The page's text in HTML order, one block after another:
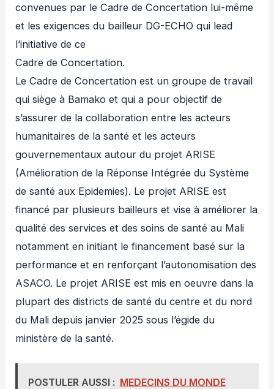
convenues par le Cadre de Concertation lui-même
et les exigences du bailleur DG-ECHO qui lead
l’initiative de ce
Cadre de Concertation.
Le Cadre de Concertation est un groupe de travail
qui siège à Bamako et qui a pour objectif de
s’assurer de la collaboration entre les acteurs
humanitaires de la santé et les acteurs
gouvernementaux autour du projet ARISE
(Amélioration de la Réponse Intégrée du Système
de santé aux Epidemies). Le projet ARISE est
financé par plusieurs bailleurs et vise à améliorer la
qualité des services et des soins de santé au Mali
notamment en initiant le financement basé sur la
performance et en renforçant l’autonomisation des
ASACO. Le projet ARISE est mis en oeuvre dans la
plupart des districts de santé du centre et du nord
du Mali depuis janvier 2025 sous l’égide du
ministère de la santé.
POSTULER AUSSI : MEDECINS DU MONDE